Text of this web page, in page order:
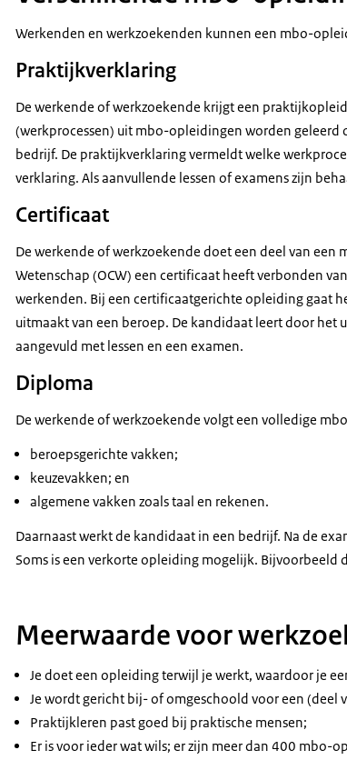
Werkenden en werkzoekenden kunnen een mbo-
Praktijkverklaring
De werkende of werkzoekende krijgt een
(werkprocessen) uit mbo-opleidingen worden
bedrijf. De praktijkverklaring vermeldt welke
verklaring. Als aanvullende lessen of examens zijn
Certificaat
De werkende of werkzoekende doet een deel van
Wetenschap (OCW) een certificaat heeft verbonden
werkenden. Bij een certificaatgerichte opleiding gaat
uitmaakt van een beroep. De kandidaat leert door het
aangevuld met lessen en een examen.
Diploma
De werkende of werkzoekende volgt een volledige
beroepsgerichte vakken;
keuzevakken; en
algemene vakken zoals taal en rekenen.
Daarnaast werkt de kandidaat in een bedrijf. Na de
Soms is een verkorte opleiding mogelijk. Bijvoorbeeld
Meerwaarde voor
Je doet een opleiding terwijl je werkt, waardoor je
Je wordt gericht bij- of omgeschoold voor een (deel
Praktijkleren past goed bij praktische mensen;
Er is voor ieder wat wils; er zijn meer dan 400